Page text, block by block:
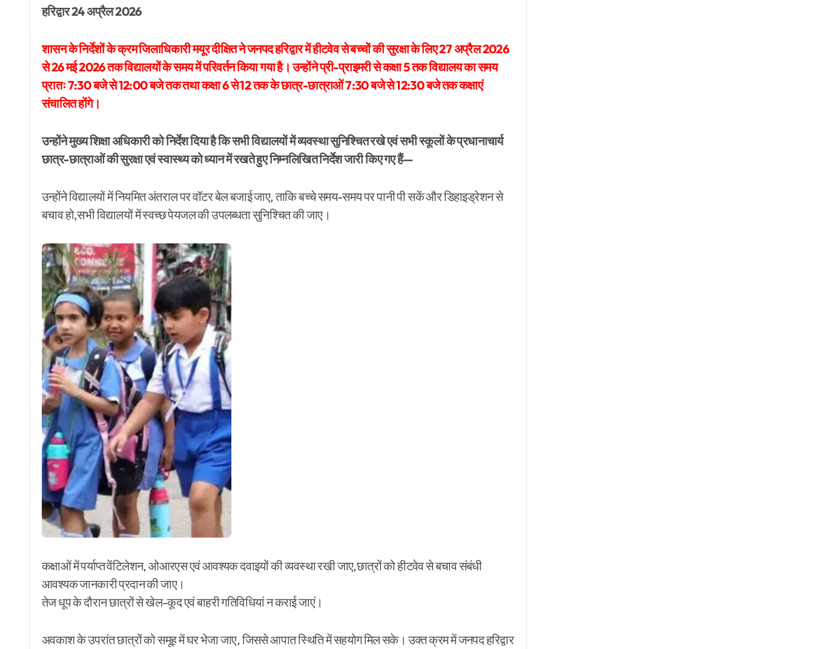
हरिद्वार 24 अप्रैल 2026
शासन के निर्देशों के क्रम जिलाधिकारी मयूर दीक्षित ने जनपद हरिद्वार में हीटवेव से बच्चों की सुरक्षा के लिए 27 अप्रैल 2026
से 26 मई 2026 तक विद्यालयों के समय में परिवर्तन किया गया है। उन्होंने प्री-प्राइमरी से कक्षा 5 तक विद्यालय का समय
प्रातः 7:30 बजे से 12:00 बजे तक तथा कक्षा 6 से 12 तक के छात्र-छात्राओं 7:30 बजे से 12:30 बजे तक कक्षाएं
संचालित होंगे।
उन्होंने मुख्य शिक्षा अधिकारी को निर्देश दिया है कि सभी विद्यालयों में व्यवस्था सुनिश्चित रखे एवं सभी स्कूलों के प्रधानाचार्य
छात्र-छात्राओं की सुरक्षा एवं स्वास्थ्य को ध्यान में रखते हुए निम्नलिखित निर्देश जारी किए गए हैं—
उन्होंने विद्यालयों में नियमित अंतराल पर वॉटर बेल बजाई जाए, ताकि बच्चे समय-समय पर पानी पी सकें और डिहाइड्रेशन से
बचाव हो,सभी विद्यालयों में स्वच्छ पेयजल की उपलब्धता सुनिश्चित की जाए।
कक्षाओं में पर्याप्त वेंटिलेशन, ओआरएस एवं आवश्यक दवाइयों की व्यवस्था रखी जाए,छात्रों को हीटवेव से बचाव संबंधी
आवश्यक जानकारी प्रदान की जाए।
तेज धूप के दौरान छात्रों से खेल-कूद एवं बाहरी गतिविधियां न कराई जाएं।
अवकाश के उपरांत छात्रों को समूह में घर भेजा जाए, जिससे आपात स्थिति में सहयोग मिल सके। उक्त क्रम में जनपद हरिद्वार